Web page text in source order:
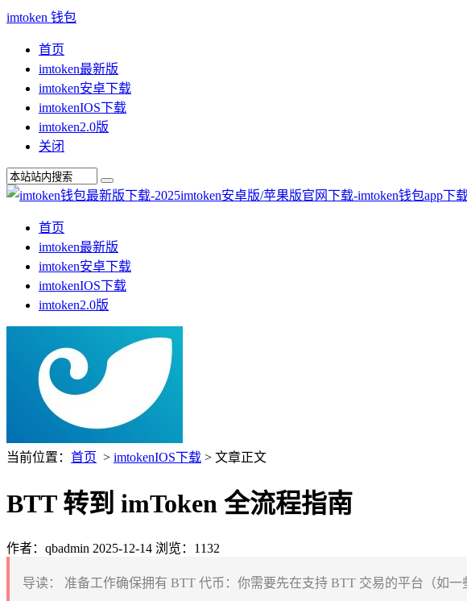
imtoken 钱包
首页
imtoken最新版
imtoken安卓下载
imtokenIOS下载
imtoken2.0版
关闭
首页
imtoken最新版
imtoken安卓下载
imtokenIOS下载
imtoken2.0版
当前位置： 首页 > imtokenIOS下载 > 文章正文
BTT 转到 imToken 全流程指南
作者：qbadmin 2025-12-14 浏览：1132
导读：
准备工作确保拥有 BTT 代币：你需要先在支持 BTT 交易的平台（如